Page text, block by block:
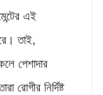
এই
তাই,
পেশাদার
রোগীর নির্দিষ্ট